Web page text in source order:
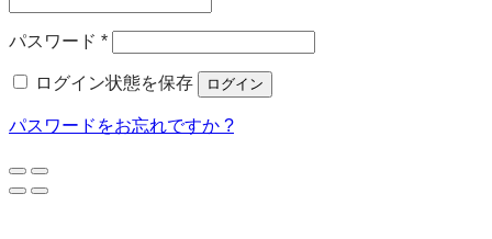
パスワード *必
ログイン状態を保存
ログイン
パスワードをお忘れですか ?